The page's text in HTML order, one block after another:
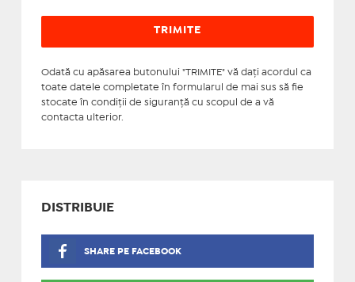
Odată cu apăsarea butonului "TRIMITE" vă daţi acordul ca
toate datele completate în formularul de mai sus să fie
stocate în condiţii de siguranţă cu scopul de a vă
contacta ulterior.
DISTRIBUIE
SHARE PE FACEBOOK